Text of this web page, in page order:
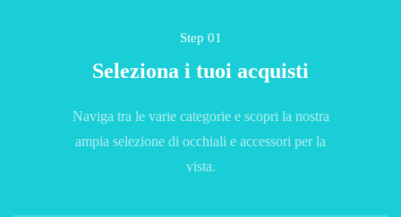
Step 01
Seleziona i tuoi acquisti
Naviga tra le varie categorie e scopri la nostra
ampia selezione di occhiali e accessori per la
vista.